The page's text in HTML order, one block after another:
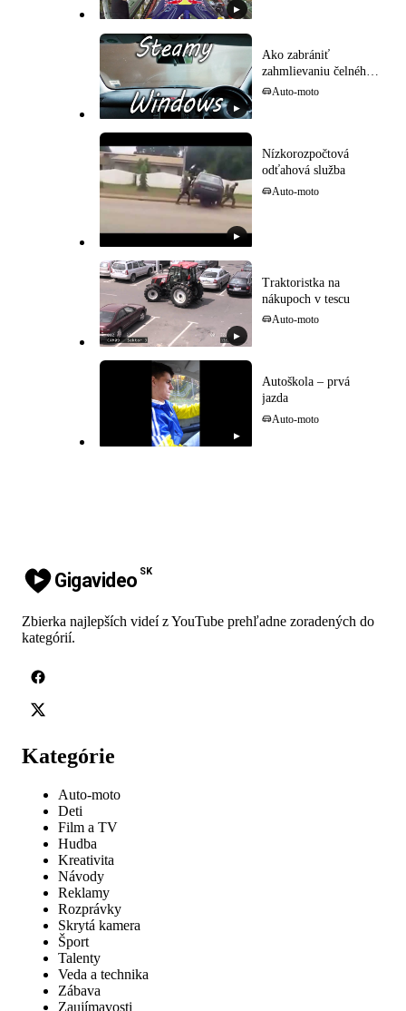
▶
▶
Ako zabrániť
zahmlievaniu čelného
sklaAuto-moto
▶
Nízkorozpočtová
odťahová služba
Auto-moto
▶
Traktoristka na
nákupoch v tescu
Auto-moto
▶
Autoškola – prvá
jazda
Auto-moto
Gigavideo SK
Zbierka najlepších videí z YouTube prehľadne zoradených do
kategórií.
Kategórie
Auto-moto
Deti
Film a TV
Hudba
Kreativita
Návody
Reklamy
Rozprávky
Skrytá kamera
Šport
Talenty
Veda a technika
Zábava
Zaujímavosti